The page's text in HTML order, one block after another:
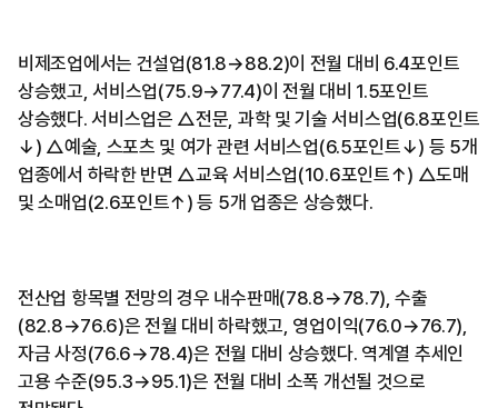
비제조업에서는 건설업(81.8→88.2)이 전월 대비 6.4포인트
상승했고, 서비스업(75.9→77.4)이 전월 대비 1.5포인트
상승했다. 서비스업은 △전문, 과학 및 기술 서비스업(6.8포인트
↓) △예술, 스포츠 및 여가 관련 서비스업(6.5포인트↓) 등 5개
업종에서 하락한 반면 △교육 서비스업(10.6포인트↑) △도매
및 소매업(2.6포인트↑) 등 5개 업종은 상승했다.
전산업 항목별 전망의 경우 내수판매(78.8→78.7), 수출
(82.8→76.6)은 전월 대비 하락했고, 영업이익(76.0→76.7),
자금 사정(76.6→78.4)은 전월 대비 상승했다. 역계열 추세인
고용 수준(95.3→95.1)은 전월 대비 소폭 개선될 것으로